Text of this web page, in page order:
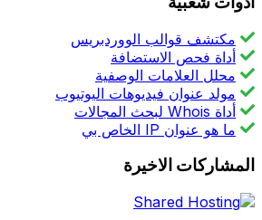
مكتشف قوالب الووردبريس
أداة فحص الاستضافة
محلل العلامات الوصفية
مولد عنوان فيديوهات اليوتيوب
أداة Whois لبحث المجالات
ما هو عنوان IP الخاص بي
المشاركات الاخيرة